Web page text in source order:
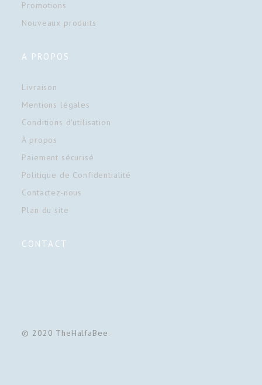
Promotions
Nouveaux produits
A PROPOS
Livraison
Mentions légales
Conditions d'utilisation
À propos
Paiement sécurisé
Politique de Confidentialité
Contactez-nous
Plan du site
CONTACT
© 2020 TheHalfaBee.